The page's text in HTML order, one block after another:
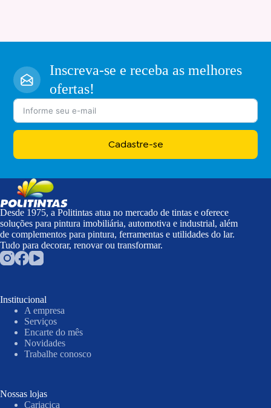
Inscreva-se e receba as melhores
ofertas!
Cadastre-se
Desde 1975, a Politintas atua no mercado de tintas e oferece
soluções para pintura imobiliária, automotiva e industrial, além
de complementos para pintura, ferramentas e utilidades do lar.
Tudo para decorar, renovar ou transformar.
Institucional
A empresa
Serviços
Encarte do mês
Novidades
Trabalhe conosco
Nossas lojas
Cariacica